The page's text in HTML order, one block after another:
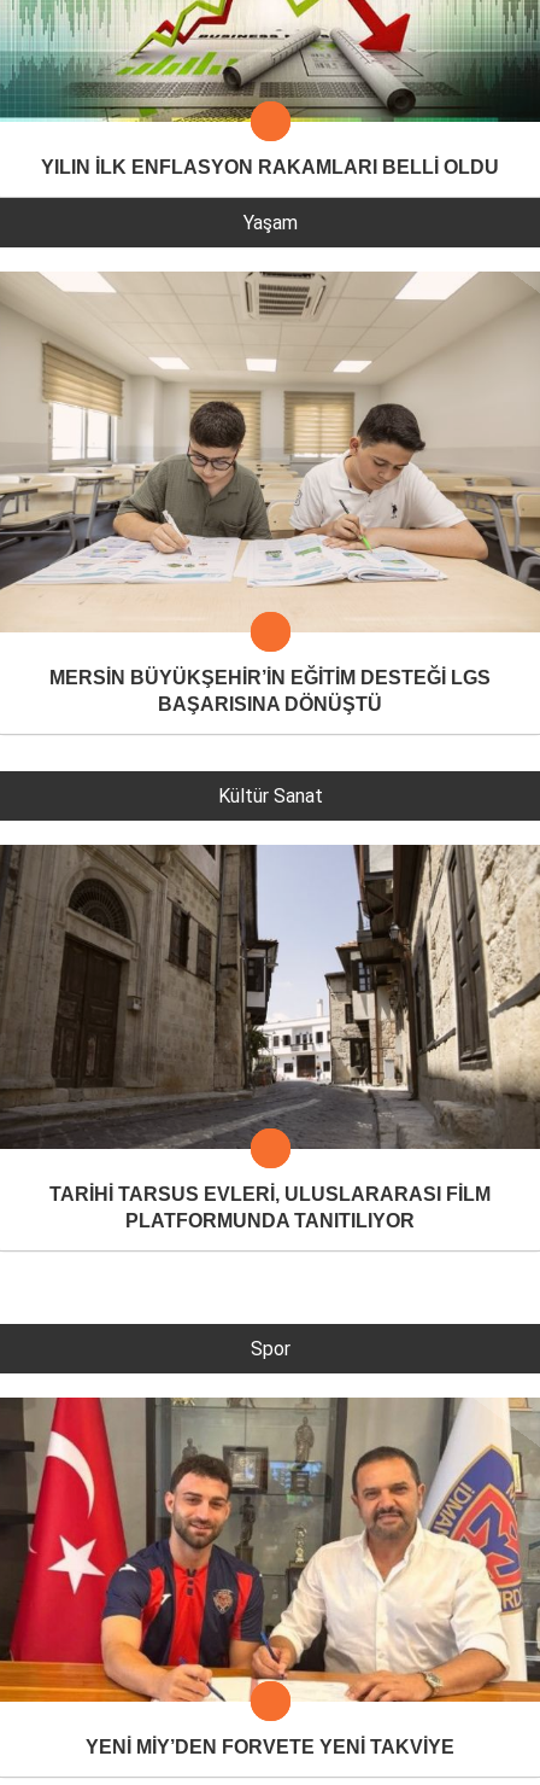
YILIN İLK ENFLASYON RAKAMLARI BELLİ OLDU
Yaşam
MERSİN BÜYÜKŞEHİR’İN EĞİTİM DESTEĞİ LGS
BAŞARISINA DÖNÜŞTÜ
Kültür Sanat
TARİHİ TARSUS EVLERİ, ULUSLARARASI FİLM
PLATFORMUNDA TANITILIYOR
Spor
YENİ MİY’DEN FORVETE YENİ TAKVİYE